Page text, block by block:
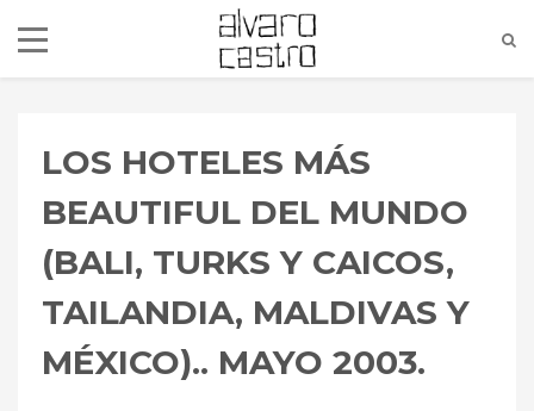
LOS HOTELES MÁS
BEAUTIFUL DEL MUNDO
(BALI, TURKS Y CAICOS,
TAILANDIA, MALDIVAS Y
MÉXICO).. MAYO 2003.